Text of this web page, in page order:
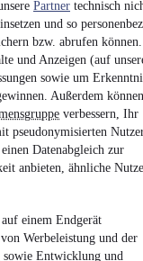
Partner technisch
und so
bzw. abrufen
und Anzeigen (auf
sowie um
Außerdem
verbessern, Ihr
pseudonymisierten
einen Datenabgleich zur
anbieten, ähnliche
einem Endgerät
Werbeleistung und der
sowie Entwicklung und
Leasing: Autos bei